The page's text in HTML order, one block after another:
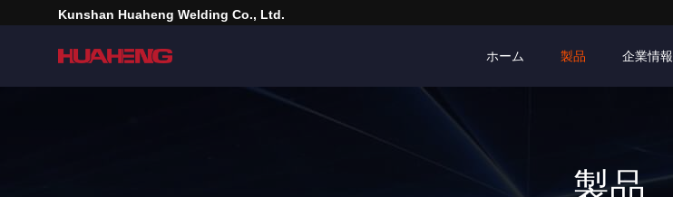
Kunshan Huaheng Welding Co., Ltd.
ホーム 製品 企業情報
製品